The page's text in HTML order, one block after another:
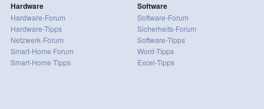
Hardware
Hardware-Forum
Hardware-Tipps
Netzwerk-Forum
Smart-Home Forum
Smart-Home Tipps
Software
Software-Forum
Sicherheits-Forum
Software-Tipps
Word-Tipps
Excel-Tipps